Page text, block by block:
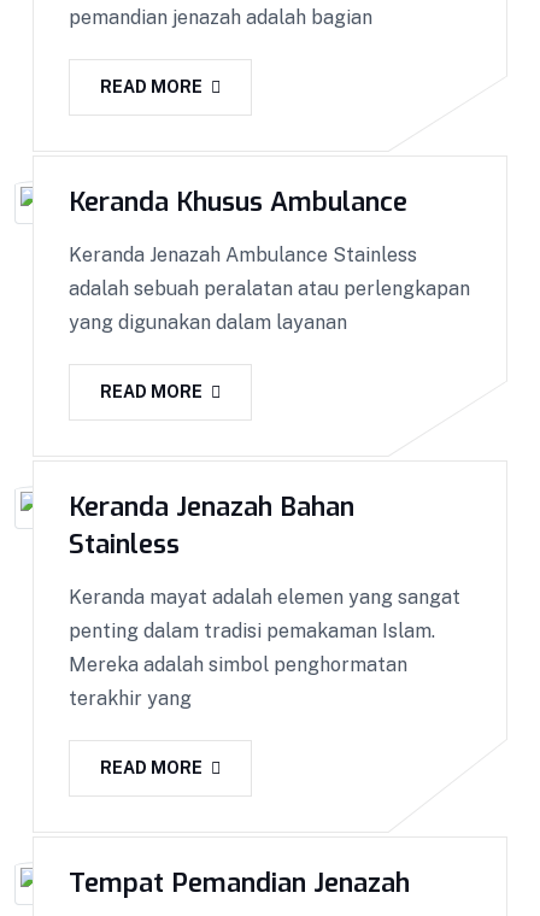
pemandian jenazah adalah bagian
READ MORE
Keranda Khusus Ambulance
Keranda Jenazah Ambulance Stainless
adalah sebuah peralatan atau perlengkapan
yang digunakan dalam layanan
READ MORE
Keranda Jenazah Bahan
Stainless
Keranda mayat adalah elemen yang sangat
penting dalam tradisi pemakaman Islam.
Mereka adalah simbol penghormatan
terakhir yang
READ MORE
Tempat Pemandian Jenazah